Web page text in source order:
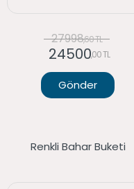
27998,60 TL
24500,00 TL
Gönder
Renkli Bahar Buketi